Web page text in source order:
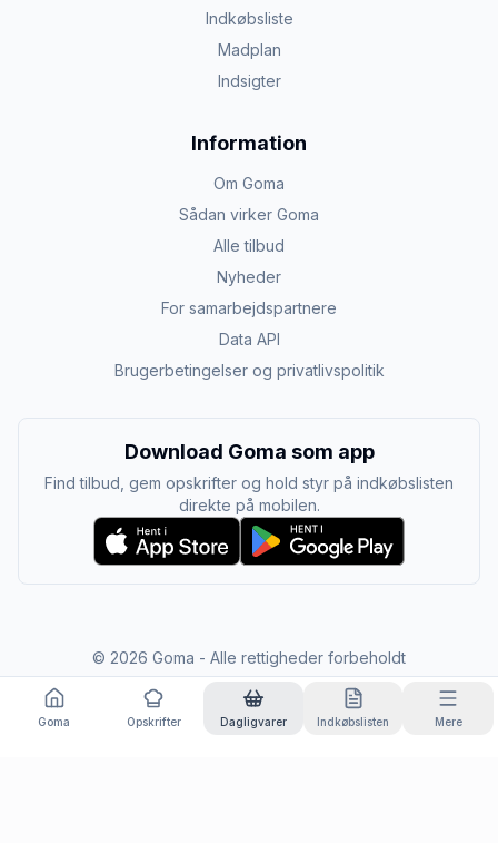
Indkøbsliste
Madplan
Indsigter
Information
Om Goma
Sådan virker Goma
Alle tilbud
Nyheder
For samarbejdspartnere
Data API
Brugerbetingelser og privatlivspolitik
Download Goma som app
Find tilbud, gem opskrifter og hold styr på indkøbslisten
direkte på mobilen.
© 2026 Goma - Alle rettigheder forbeholdt
Goma Opskrifter Dagligvarer Indkøbslisten Mere